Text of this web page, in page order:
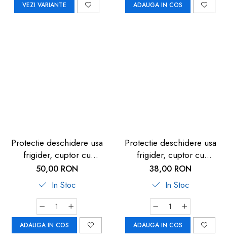
VEZI VARIANTE ADAUGA IN COS
Protectie deschidere usa
frigider, cuptor cu
microunde, usi glisante,
REER 78030
50,00 RON
In Stoc
ADAUGA IN COS
Protectie deschidere usa
frigider, cuptor cu
microunde, usi glisante,
REER 78030
38,00 RON
In Stoc
ADAUGA IN COS